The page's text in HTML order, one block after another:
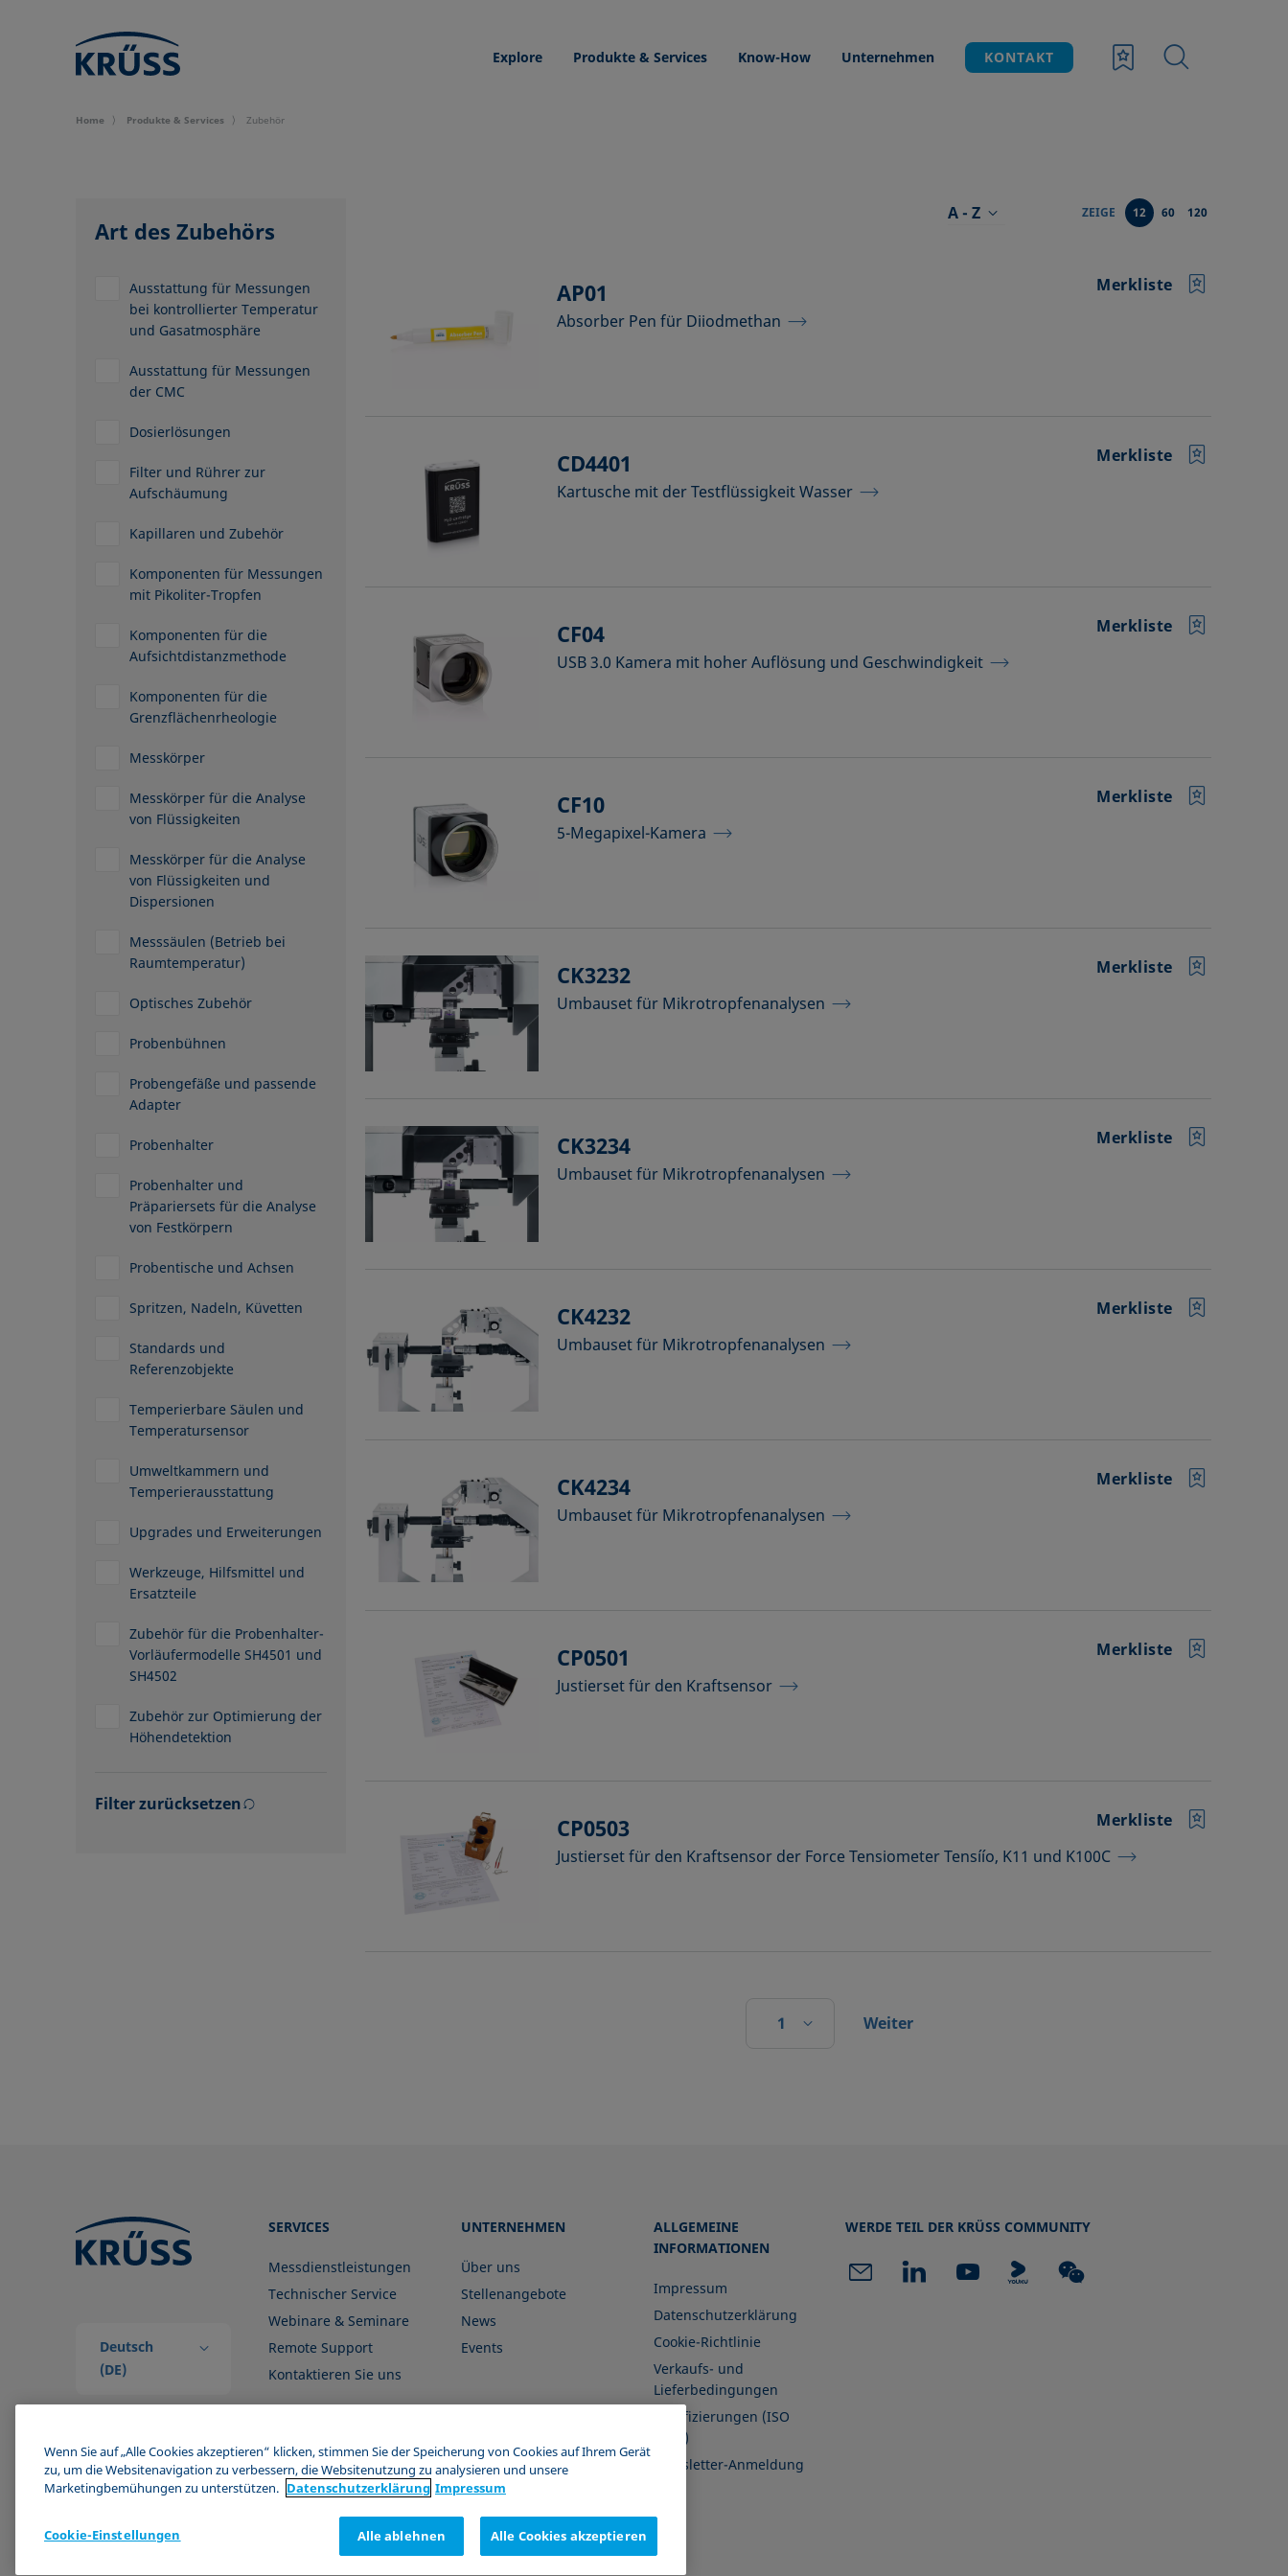
Explore Produkte & Services Know-How Unternehmen KONTAKT
Home Produkte & Services Zubehör
Art des Zubehörs
Ausstattung für Messungen
bei kontrollierter Temperatur
und Gasatmosphäre
Ausstattung für Messungen
der CMC
Dosierlösungen
Filter und Rührer zur
Aufschäumung
Kapillaren und Zubehör
Komponenten für Messungen
mit Pikoliter-Tropfen
Komponenten für die
Aufsichtdistanzmethode
Komponenten für die
Grenzflächenrheologie
Messkörper
Messkörper für die Analyse
von Flüssigkeiten
Messkörper für die Analyse
von Flüssigkeiten und
Dispersionen
Messsäulen (Betrieb bei
Raumtemperatur)
Optisches Zubehör
Probenbühnen
Probengefäße und passende
Adapter
Probenhalter
Probenhalter und
Präpariersets für die Analyse
von Festkörpern
Probentische und Achsen
Spritzen, Nadeln, Küvetten
Standards und
Referenzobjekte
Temperierbare Säulen und
Temperatursensor
Umweltkammern und
Temperierausstattung
Upgrades und Erweiterungen
Werkzeuge, Hilfsmittel und
Ersatzteile
Zubehör für die Probenhalter-
Vorläufermodelle SH4501 und
SH4502
Zubehör zur Optimierung der
Höhendetektion
Filter zurücksetzen
A - Z ZEIGE 12 60 120
AP01
Absorber Pen für Diiodmethan
Merkliste
CD4401
Kartusche mit der Testflüssigkeit Wasser
Merkliste
CF04
USB 3.0 Kamera mit hoher Auflösung und Geschwindigkeit
Merkliste
CF10
5-Megapixel-Kamera
Merkliste
CK3232
Umbauset für Mikrotropfenanalysen
Merkliste
CK3234
Umbauset für Mikrotropfenanalysen
Merkliste
CK4232
Umbauset für Mikrotropfenanalysen
Merkliste
CK4234
Umbauset für Mikrotropfenanalysen
Merkliste
CP0501
Justierset für den Kraftsensor
Merkliste
CP0503
Justierset für den Kraftsensor der Force Tensiometer Tensíío, K11 und K100C
Merkliste
1 Weiter
Deutsch
(DE)
SERVICES
Messdienstleistungen
Technischer Service
Webinare & Seminare
Remote Support
Kontaktieren Sie uns
UNTERNEHMEN
Über uns
Stellenangebote
News
Events
ALLGEMEINE
INFORMATIONEN
Impressum
Datenschutzerklärung
Cookie-Richtlinie
Verkaufs- und
Lieferbedingungen
Zertifizierungen (ISO
9001)
Newsletter-Anmeldung
WERDE TEIL DER KRÜSS COMMUNITY
Wenn Sie auf „Alle Cookies akzeptieren“ klicken, stimmen Sie der Speicherung von Cookies auf Ihrem Gerät
zu, um die Websitenavigation zu verbessern, die Websitenutzung zu analysieren und unsere
Marketingbemühungen zu unterstützen. Datenschutz­erklärung Impressum
Alle ablehnen Alle Cookies akzeptieren
Cookie-Einstellungen